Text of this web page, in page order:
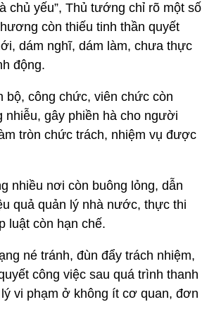
chủ yếu”, Thủ tướng chỉ rõ một số
còn thiếu tinh thần quyết
dám nghĩ, dám làm, chưa thực
động.
bộ, công chức, viên chức còn
nhiễu, gây phiền hà cho người
tròn chức trách, nhiệm vụ được
nhiều nơi còn buông lỏng, dẫn
quả quản lý nhà nước, thực thi
luật còn hạn chế.
né tránh, đùn đẩy trách nhiệm,
công việc sau quá trình thanh
vi phạm ở không ít cơ quan, đơn